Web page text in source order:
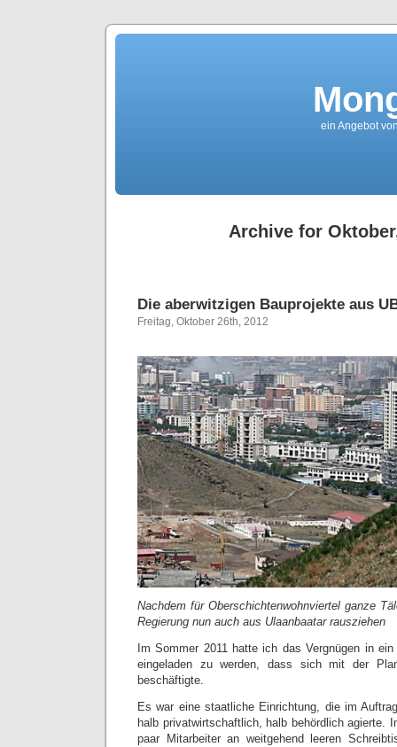
ein Angebot
Archive for
Die aberwitzigen Bauprojekte aus
Freitag, Oktober 26th, 2012
Nachdem für Oberschichtenwohnviertel ganze
Regierung nun auch aus Ulaanbaatar rausziehen
Im Sommer 2011 hatte ich das Vergnügen in
eingeladen zu werden, dass sich mit der
beschäftigte.
Es war eine staatliche Einrichtung, die im
halb privatwirtschaftlich, halb behördlich agierte.
paar Mitarbeiter an weitgehend leeren